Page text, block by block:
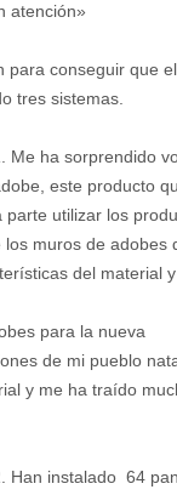
atención»
conseguir que
tres sistemas.
Me ha sorprendido
este producto
utilizar los
muros de adobes
del material
para la nueva
de mi pueblo
y me ha traído
Han instalado 64